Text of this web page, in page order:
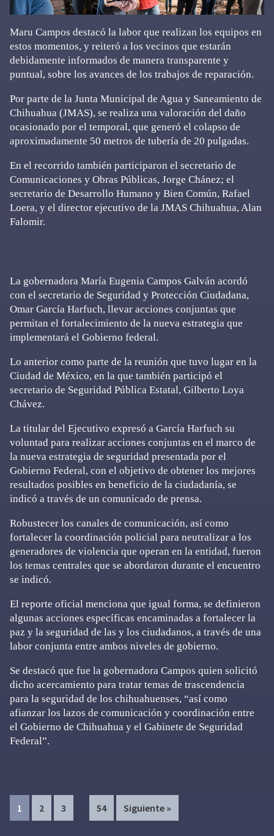
Maru Campos destacó la labor que realizan los equipos en
estos momentos, y reiteró a los vecinos que estarán
debidamente informados de manera transparente y
puntual, sobre los avances de los trabajos de reparación.
Por parte de la Junta Municipal de Agua y Saneamiento de
Chihuahua (JMAS), se realiza una valoración del daño
ocasionado por el temporal, que generó el colapso de
aproximadamente 50 metros de tubería de 20 pulgadas.
En el recorrido también participaron el secretario de
Comunicaciones y Obras Públicas, Jorge Chánez; el
secretario de Desarrollo Humano y Bien Común, Rafael
Loera, y el director ejecutivo de la JMAS Chihuahua, Alan
Falomir.
La gobernadora María Eugenia Campos Galván acordó
con el secretario de Seguridad y Protección Ciudadana,
Omar García Harfuch, llevar acciones conjuntas que
permitan el fortalecimiento de la nueva estrategia que
implementará el Gobierno federal.
Lo anterior como parte de la reunión que tuvo lugar en la
Ciudad de México, en la que también participó el
secretario de Seguridad Pública Estatal, Gilberto Loya
Chávez.
La titular del Ejecutivo expresó a García Harfuch su
voluntad para realizar acciones conjuntas en el marco de
la nueva estrategia de seguridad presentada por el
Gobierno Federal, con el objetivo de obtener los mejores
resultados posibles en beneficio de la ciudadanía, se
indicó a través de un comunicado de prensa.
Robustecer los canales de comunicación, así como
fortalecer la coordinación policial para neutralizar a los
generadores de violencia que operan en la entidad, fueron
los temas centrales que se abordaron durante el encuentro
se indicó.
El reporte oficial menciona que igual forma, se definieron
algunas acciones específicas encaminadas a fortalecer la
paz y la seguridad de las y los ciudadanos, a través de una
labor conjunta entre ambos niveles de gobierno.
Se destacó que fue la gobernadora Campos quien solicitó
dicho acercamiento para tratar temas de trascendencia
para la seguridad de los chihuahuenses, “así como
afianzar los lazos de comunicación y coordinación entre
el Gobierno de Chihuahua y el Gabinete de Seguridad
Federal”.
Page
1 Page
2 Page
3
Interim
pages
… Page
54 Siguiente »